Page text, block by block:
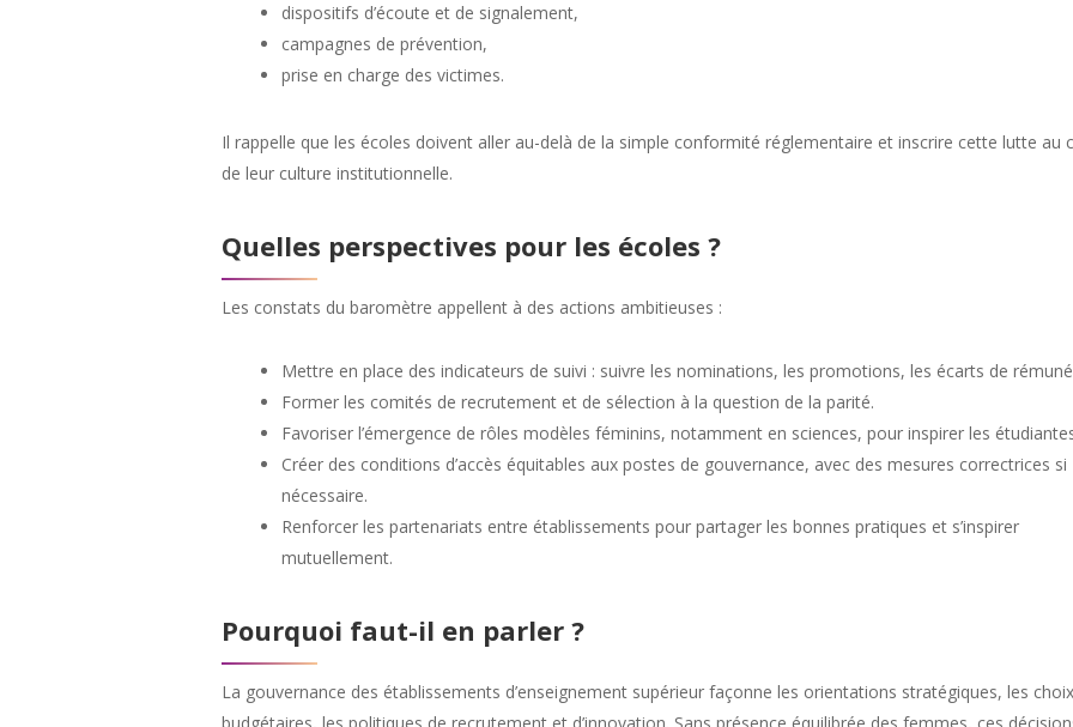
dispositifs d’écoute et de signalement,
campagnes de prévention,
prise en charge des victimes.
Il rappelle que les écoles doivent aller au-delà de la simple conformité réglementaire et inscrire cette lutte au
de leur culture institutionnelle.
Quelles perspectives pour les écoles ?
Les constats du baromètre appellent à des actions ambitieuses :
Mettre en place des indicateurs de suivi : suivre les nominations, les promotions, les écarts de
Former les comités de recrutement et de sélection à la question de la parité.
Favoriser l’émergence de rôles modèles féminins, notamment en sciences, pour inspirer les
Créer des conditions d’accès équitables aux postes de gouvernance, avec des mesures correctrices si
nécessaire.
Renforcer les partenariats entre établissements pour partager les bonnes pratiques et s’inspirer
mutuellement.
Pourquoi faut-il en parler ?
La gouvernance des établissements d’enseignement supérieur façonne les orientations stratégiques, les choix